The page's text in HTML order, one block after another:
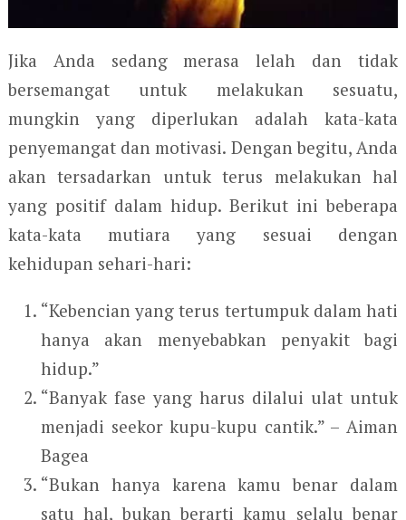
Jika Anda sedang merasa lelah dan tidak
bersemangat untuk melakukan sesuatu,
mungkin yang diperlukan adalah kata-kata
penyemangat dan motivasi. Dengan begitu, Anda
akan tersadarkan untuk terus melakukan hal
yang positif dalam hidup. Berikut ini beberapa
kata-kata mutiara yang sesuai dengan
kehidupan sehari-hari:
“Kebencian yang terus tertumpuk dalam hati
hanya akan menyebabkan penyakit bagi
hidup.”
“Banyak fase yang harus dilalui ulat untuk
menjadi seekor kupu-kupu cantik.” – Aiman
Bagea
“Bukan hanya karena kamu benar dalam
satu hal, bukan berarti kamu selalu benar